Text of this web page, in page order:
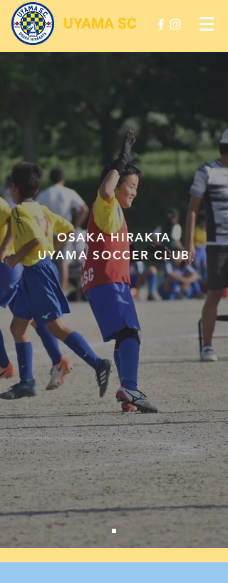
UYAMA SC
OSAKA HIRAKTA
UYAMA SOCCER CLUB